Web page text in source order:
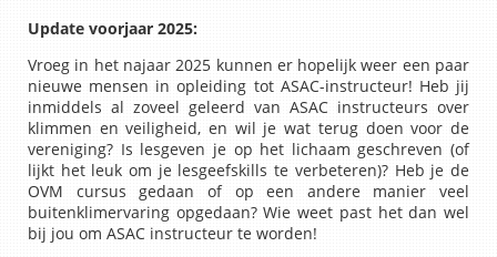
Update voorjaar 2025:
Vroeg in het najaar 2025 kunnen er hopelijk weer een paar
nieuwe mensen in opleiding tot ASAC-instructeur! Heb jij
inmiddels al zoveel geleerd van ASAC instructeurs over
klimmen en veiligheid, en wil je wat terug doen voor de
vereniging? Is lesgeven je op het lichaam geschreven (of
lijkt het leuk om je lesgeefskills te verbeteren)? Heb je de
OVM cursus gedaan of op een andere manier veel
buitenklimervaring opgedaan? Wie weet past het dan wel
bij jou om ASAC instructeur te worden!